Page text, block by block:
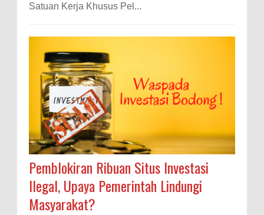
Satuan Kerja Khusus Pel...
Pemblokiran Ribuan Situs Investasi
Ilegal, Upaya Pemerintah Lindungi
Masyarakat?